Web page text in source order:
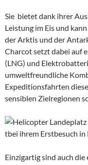
Sie bietet dank ihrer
Leistung im Eis und
der Arktis und der
Charcot setzt dabei auf
(LNG) und
umweltfreundliche
Expeditionsfahrten
sensiblen Zielregionen
Einzigartig sind auch